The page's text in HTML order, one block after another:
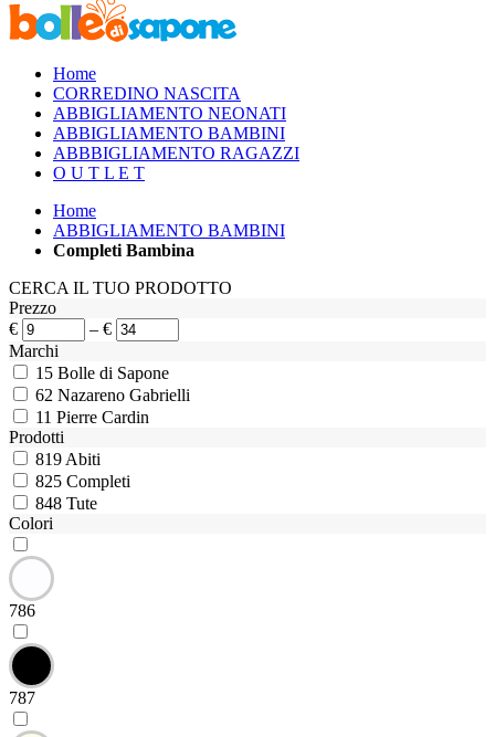
Home
CORREDINO NASCITA
ABBIGLIAMENTO NEONATI
ABBIGLIAMENTO BAMBINI
ABBBIGLIAMENTO RAGAZZI
O U T L E T
Home
ABBIGLIAMENTO BAMBINI
Completi Bambina
CERCA IL TUO PRODOTTO
Prezzo
€
– €
Marchi
15 Bolle di Sapone
62 Nazareno Gabrielli
11 Pierre Cardin
Prodotti
819 Abiti
825 Completi
848 Tute
Colori
786
787